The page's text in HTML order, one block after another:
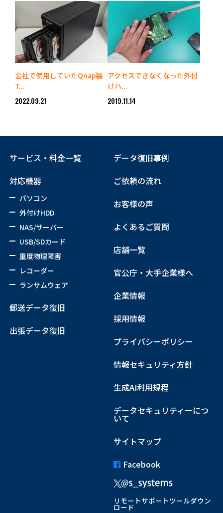
会社で使用していたQnap製
T...
2022.09.21
アクセスできなくなった外付
けハ...
2019.11.14
サービス・料金一覧
対応機器
パソコン
外付けHDD
NAS/サーバー
USB/SDカード
重度物理障害
レコーダー
ランサムウェア
郵送データ復旧
出張データ復旧
データ復旧事例
ご依頼の流れ
お客様の声
よくあるご質問
店舗一覧
官公庁・大手企業様へ
企業情報
採用情報
プライバシーポリシー
情報セキュリティ方針
生成AI利用規程
データセキュリティーにつ
いて
サイトマップ
Facebook
リモートサポートツールダウン
ロード